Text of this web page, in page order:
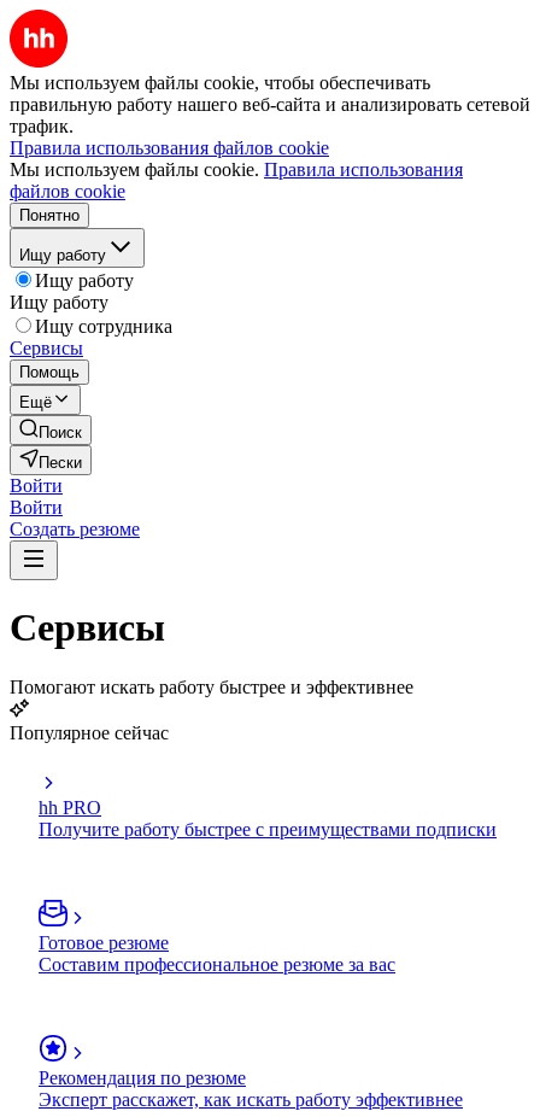
Мы используем файлы cookie, чтобы обеспечивать
правильную работу нашего веб-сайта и анализировать сетевой
трафик.
Правила использования файлов cookie
Мы используем файлы cookie. Правила использования
файлов cookie
Понятно
Ищу работу
Ищу работу
Ищу работу
Ищу сотрудника
Сервисы
Помощь
Ещё
Поиск
Пески
Войти
Войти
Создать резюме
Сервисы
Помогают искать работу быстрее и эффективнее
Популярное сейчас
hh PRO
Получите работу быстрее с преимуществами подписки
Готовое резюме
Составим профессиональное резюме за вас
Рекомендация по резюме
Эксперт расскажет, как искать работу эффективнее